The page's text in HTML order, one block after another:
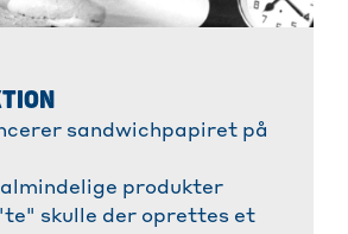
sandwichpapiret på
almindelige produkter
skulle der oprettes et